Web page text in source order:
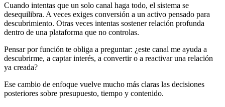
Cuando intentas que un solo canal haga todo, el sistema se
desequilibra. A veces exiges conversión a un activo pensado para
descubrimiento. Otras veces intentas sostener relación profunda
dentro de una plataforma que no controlas.
Pensar por función te obliga a preguntar: ¿este canal me ayuda a
descubrirme, a captar interés, a convertir o a reactivar una relación
ya creada?
Ese cambio de enfoque vuelve mucho más claras las decisiones
posteriores sobre presupuesto, tiempo y contenido.